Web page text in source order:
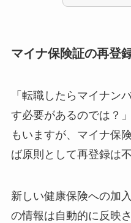
マイナ保険証の再登
「転職したらマイナン
す必要があるのでは？
もいますが、マイナ保
ば原則として再登録は不
新しい健康保険への加
の情報は自動的に反映